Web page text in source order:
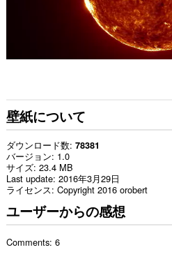
壁紙について
ダウンロード数 78381
バージョン 1.0
サイズ 23.4 MB
Last update 2016年3月29日
ライセンス Copyright 2016 orobert
ユーザーからの感想
Comments: 6